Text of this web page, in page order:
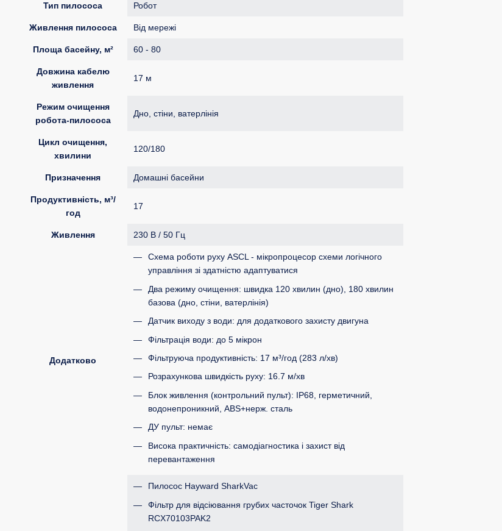
Тип пилососа Робот
Живлення пилососа Від мережі
Площа басейну, м² 60 - 80
Довжина кабелю
живлення
17 м
Режим очищення
робота-пилососа
Дно, стіни, ватерлінія
Цикл очищення,
хвилини
120/180
Призначення Домашні басейни
Продуктивність, м³/
год
17
Живлення 230 В / 50 Гц
Додатково
Схема роботи руху ASCL - мікропроцесор схеми логічного
управління зі здатністю адаптуватися
Два режиму очищення: швидка 120 хвилин (дно), 180 хвилин
базова (дно, стіни, ватерлінія)
Датчик виходу з води: для додаткового захисту двигуна
Фільтрація води: до 5 мікрон
Фільтруюча продуктивність: 17 м³/год (283 л/хв)
Розрахункова швидкість руху: 16.7 м/хв
Блок живлення (контрольний пульт): IP68, герметичний,
водонепроникний, ABS+нерж. сталь
ДУ пульт: немає
Висока практичність: самодіагностика і захист від
перевантаження
Пилосос Hayward SharkVac
Фільтр для відсіювання грубих часточок Tiger Shark
RCX70103PAK2